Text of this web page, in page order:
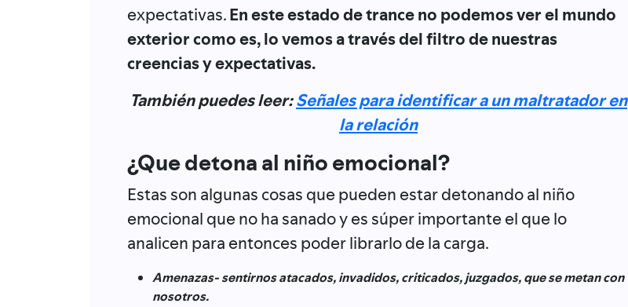
expectativas.En este estado de trance no podemos ver el mundo
exterior como es, lo vemos a través del filtro de nuestras
creencias y expectativas.
También puedes leer:Señales para identificar a un maltratador en
la relación
¿Que detona al niño emocional?
Estas son algunas cosas que pueden estar detonando al niño
emocional que no ha sanado y es súper importante el que lo
analicen para entonces poder librarlo de la carga.
Amenazas- sentirnos atacados, invadidos, criticados, juzgados, que se metan con
nosotros.